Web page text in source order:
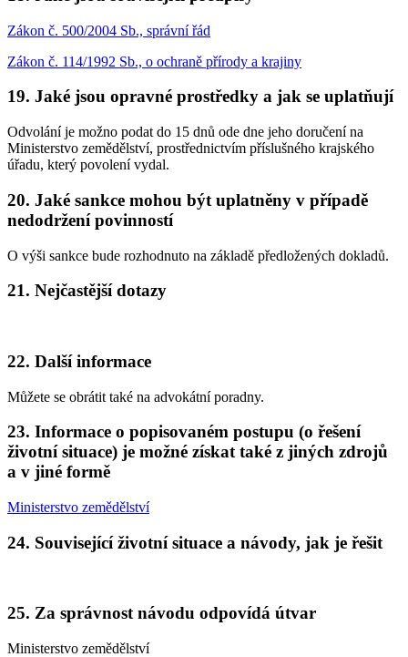
Zákon č. 500/2004 Sb., správní řád
Zákon č. 114/1992 Sb., o ochraně přírody a krajiny
19. Jaké jsou opravné prostředky a jak se uplatňují
Odvolání je možno podat do 15 dnů ode dne jeho doručení na
Ministerstvo zemědělství, prostřednictvím příslušného krajského
úřadu, který povolení vydal.
20. Jaké sankce mohou být uplatněny v případě
nedodržení povinností
O výši sankce bude rozhodnuto na základě předložených dokladů.
21. Nejčastější dotazy
22. Další informace
Můžete se obrátit také na advokátní poradny.
23. Informace o popisovaném postupu (o řešení
životní situace) je možné získat také z jiných zdrojů
a v jiné formě
Ministerstvo zemědělství
24. Související životní situace a návody, jak je řešit
25. Za správnost návodu odpovídá útvar
Ministerstvo zemědělství